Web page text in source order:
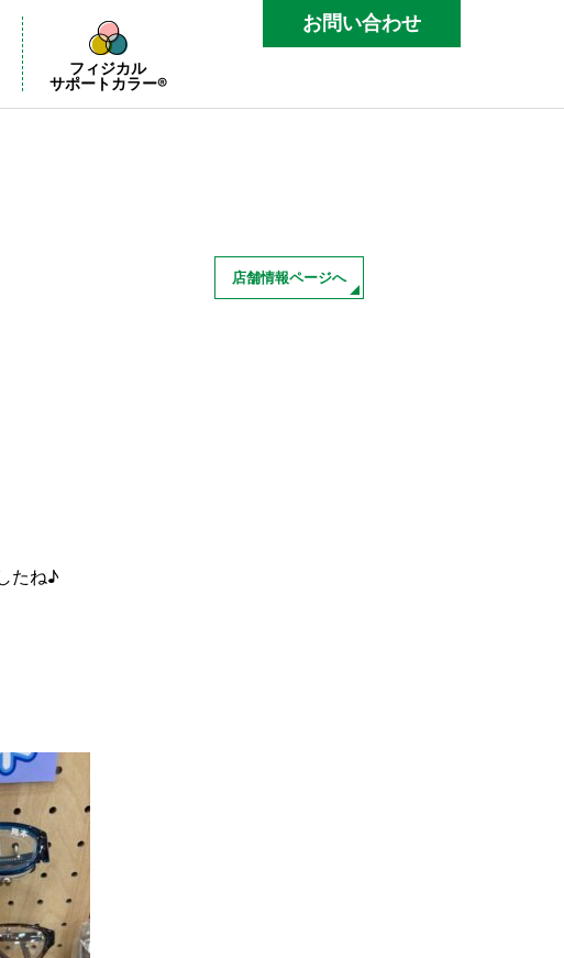
お問い合わせ
フィジカル
サポートカラー®
店舗情報ページへ
たね♪